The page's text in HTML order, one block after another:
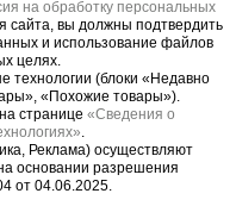
и
на обработку персональных
сайта, вы должны подтвердить
и использование файлов
целях.
технологии (блоки «Недавно
«Похожие товары»).
странице «Сведения о
Реклама) осуществляют
основании разрешения
от 04.06.2025.